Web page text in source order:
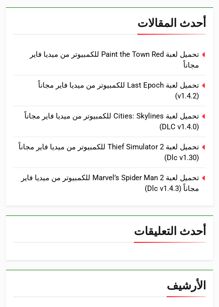
أحدث المقالات
تحميل لعبة Paint the Town Red للكمبيوتر من ميديا فاير
مجاناً
تحميل لعبة Last Epoch للكمبيوتر من ميديا فاير مجاناً
(v1.4.2)
تحميل لعبة Cities: Skylines للكمبيوتر من ميديا فاير مجاناً
(DLC v1.4.0)
تحميل لعبة Thief Simulator 2 للكمبيوتر من ميديا فاير مجاناً
(Dlc v1.30)
تحميل لعبة Marvel’s Spider Man 2 للكمبيوتر من ميديا فاير
مجاناً (Dlc v1.4.3)
أحدث التعليقات
الأرشيف